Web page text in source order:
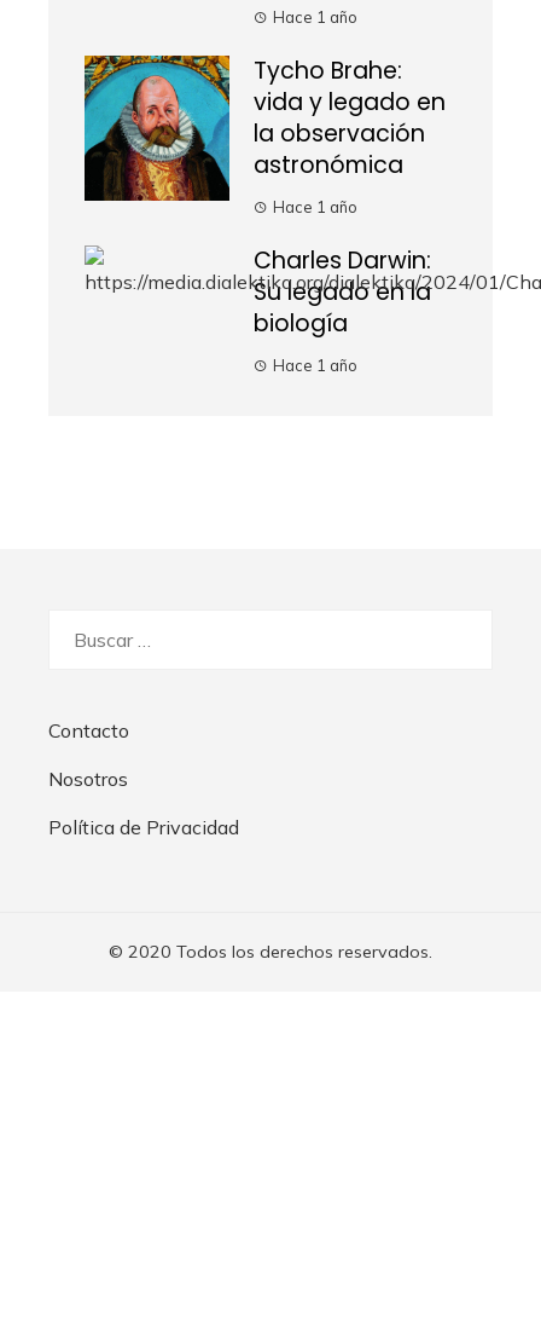
Hace 1 año
Tycho Brahe:
vida y legado en
la observación
astronómica
Hace 1 año
Charles Darwin:
Su legado en la
biología
Hace 1 año
Contacto
Nosotros
Política de Privacidad
© 2020 Todos los derechos reservados.